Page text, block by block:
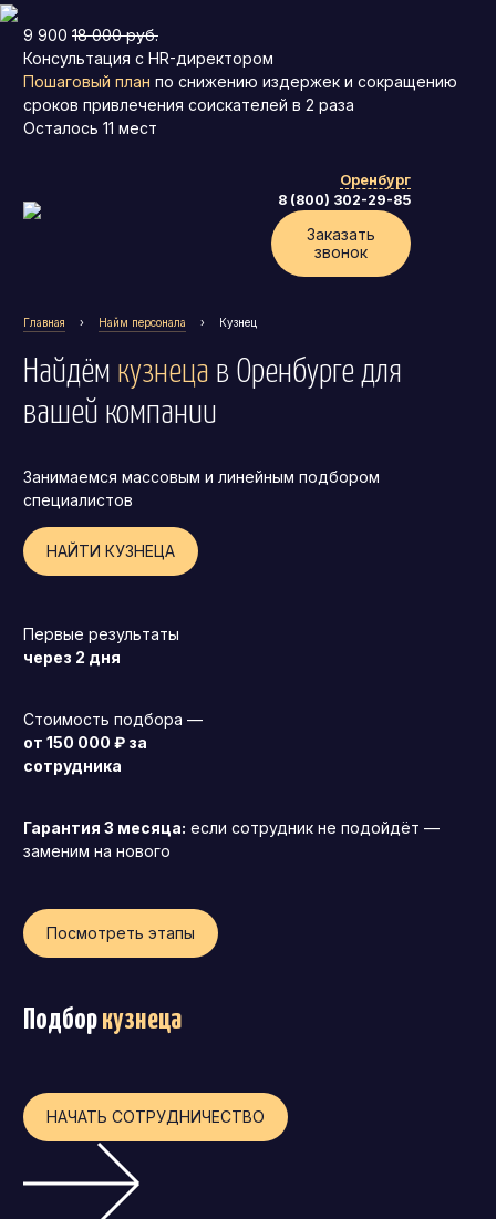
9 900 18 000 руб.
Консультация с HR-директором
Пошаговый план по снижению издержек и сокращению
сроков привлечения соискателей в 2 раза
Осталось 11 мест
Оренбург
8 (800) 302-29-85
Заказать
звонок
Генеральный директор (CEO)
Коммерческий директор
Операционный директор (COO)
Директор по стратегическому развитию
Финансовый директор (CFO)
Технический директор (CTO)
Мировой HR
Главная › Найм персонала › Кузнец
Найдём кузнеца в Оренбурге для
вашей компании
Занимаемся массовым и линейным подбором
специалистов
НАЙТИ КУЗНЕЦА
Первые результаты
через 2 дня
Стоимость подбора —
от 150 000 ₽ за
сотрудника
Гарантия 3 месяца: если сотрудник не подойдёт —
заменим на нового
Посмотреть этапы
Подборкузнеца
НАЧАТЬ СОТРУДНИЧЕСТВО